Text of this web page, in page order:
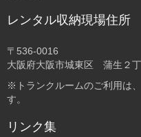
レンタル収納現場住所
〒536-0016
大阪府大阪市城東区 蒲生２
※トランクルームのご利用は
す。
リンク集